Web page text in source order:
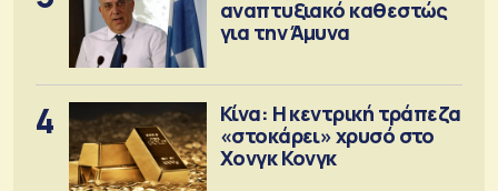
αναπτυξιακό καθεστώς
για την Άμυνα
4
Κίνα: Η κεντρική τράπεζα
«στοκάρει» χρυσό στο
Χονγκ Κονγκ